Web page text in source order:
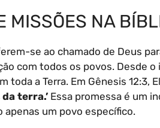
MISSÕES NA
se ao chamado de Deus
com todos os povos. Desde o
toda a Terra. Em Gênesis 12:3,
terra.’ Essa promessa é um
apenas um povo específico.